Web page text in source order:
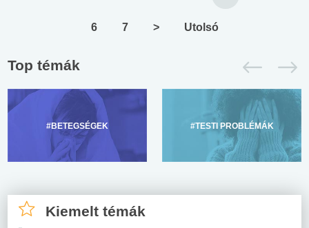
6 7 > Utolsó
Top témák
#BETEGSÉGEK #TESTI PROBLÉMÁK
Kiemelt témák